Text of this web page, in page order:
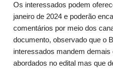
Os interessados podem
janeiro de 2024 e poderão
comentários por meio dos
documento, observado que o
interessados mandem
abordados no edital mas que